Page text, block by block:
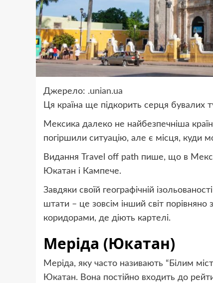
Джерело: .unian.ua
Ця країна ще підкорить серця бувалих
Мексика далеко не найбезпечніша
погіршили ситуацію, але є місця, куди
Видання Travel off path пише, що в
Юкатан і Кампече.
Завдяки своїй географічній
штати – це зовсім інший світ
коридорами, де діють картелі.
Меріда (Юкатан)
Меріда, яку часто називають “Білим
Юкатан. Вона постійно входить до